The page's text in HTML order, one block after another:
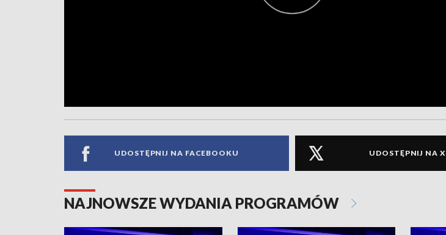
UDOSTĘPNIJ NA FACEBOOKU UDOSTĘPNIJ NA X
NAJNOWSZE WYDANIA PROGRAMÓW